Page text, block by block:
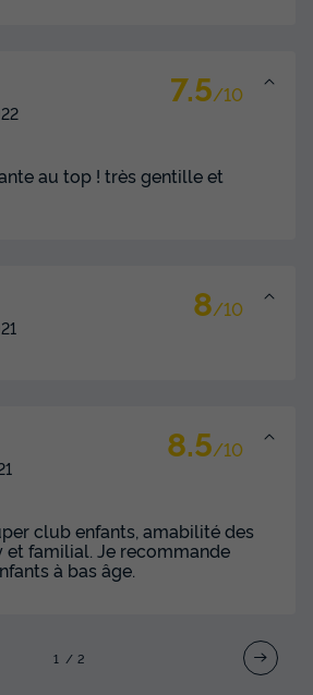
7.5/10
au top ! très gentille et
8/10
8.5/10
club enfants, amabilité des
et familial. Je recommande
à bas âge.
1 2